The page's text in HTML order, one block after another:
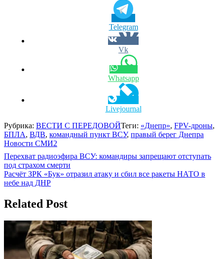
Telegram
Vk
Whatsapp
Livejournal
Рубрика: ВЕСТИ С ПЕРЕДОВОЙТеги: «Днепр», FPV-дроны,
БПЛА, ВДВ, командный пункт ВСУ, правый берег Днепра
Новости СМИ2
Навигация
по
записям
Перехват радиоэфира ВСУ: командиры запрещают отступать
под страхом смерти
Расчёт ЗРК «Бук» отразил атаку и сбил все ракеты НАТО в
небе над ДНР
Related Post